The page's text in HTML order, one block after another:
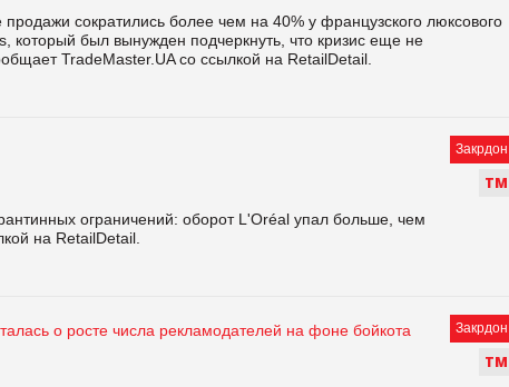
сократились более чем на 40% у французского люксового
который был вынужден подчеркнуть, что кризис еще не
TradeMaster.UA со ссылкой на RetailDetail.
Закрдон
ТМ
ограничений: оборот L'Oréal упал больше, чем
на RetailDetail.
Закрдон
ТМ
о росте числа рекламодателей на фоне бойкота